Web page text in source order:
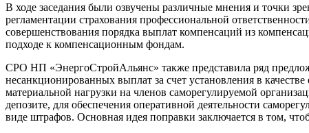
В ходе заседания были озвучены различные мнения и точки
регламентации страхования профессиональной
совершенствования порядка выплат компенсаций из
подходе к компенсационным фондам.
СРО НП «ЭнергоСтройАльянс» также представила ряд
несанкционированных выплат за счет установления в
материальной нагрузки на членов саморегулируемой
депозите, для обеспечения оперативной деятельности
виде штрафов. Основная идея поправки заключается в том,